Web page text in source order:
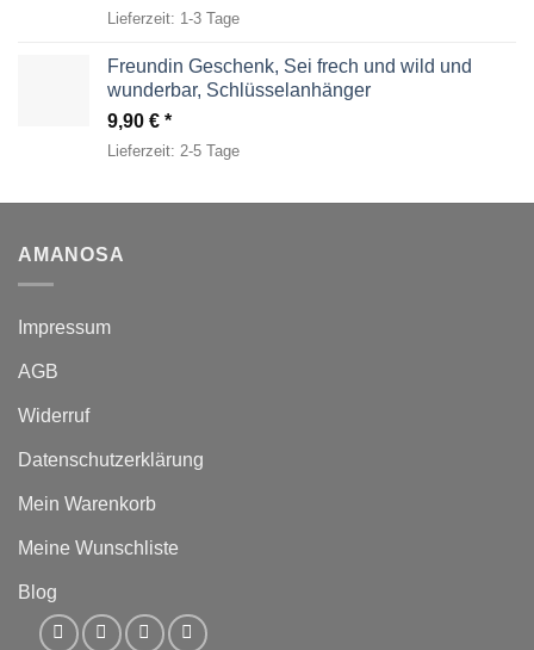
Preis
49,00 €
29,95 €.
Lieferzeit: 1-3 Tage
Freundin Geschenk, Sei frech und wild und
wunderbar, Schlüsselanhänger
9,90 €
Lieferzeit: 2-5 Tage
AMANOSA
Impressum
AGB
Widerruf
Datenschutzerklärung
Mein Warenkorb
Meine Wunschliste
Blog